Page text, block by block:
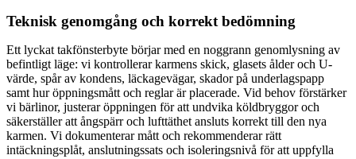
Teknisk genomgång och korrekt bedömning
Ett lyckat takfönsterbyte börjar med en noggrann genomlysning av
befintligt läge: vi kontrollerar karmens skick, glasets ålder och U-
värde, spår av kondens, läckagevägar, skador på underlagspapp
samt hur öppningsmått och reglar är placerade. Vid behov förstärker
vi bärlinor, justerar öppningen för att undvika köldbryggor och
säkerställer att ångspärr och lufttäthet ansluts korrekt till den nya
karmen. Vi dokumenterar mått och rekommenderar rätt
intäckningsplåt, anslutningssats och isoleringsnivå för att uppfylla